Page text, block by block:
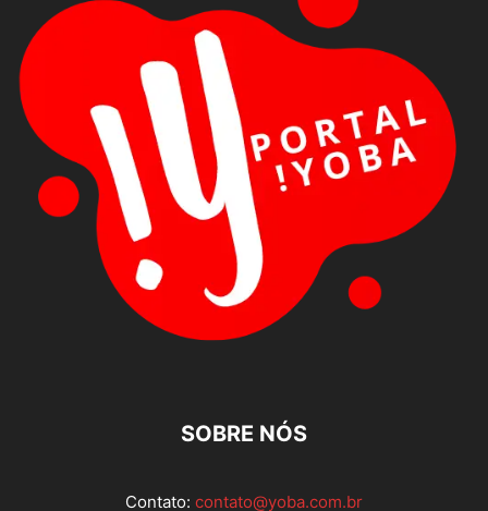
SOBRE NÓS
Contato: contato@yoba.com.br